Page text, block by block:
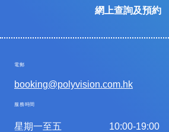
網上查詢及預約
電郵
booking@polyvision.com.hk
服務時間
星期一至五
10:00-19:00